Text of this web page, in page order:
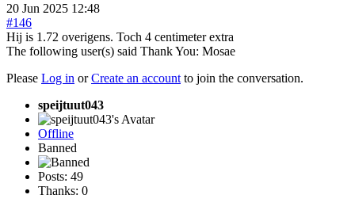
20 Jun 2025 12:48
#146
Hij is 1.72 overigens. Toch 4 centimeter extra
The following user(s) said Thank You: Mosae
Please Log in orCreate an account to join the conversation.
speijtuut043
Offline
Banned
Posts: 49
Thanks: 0